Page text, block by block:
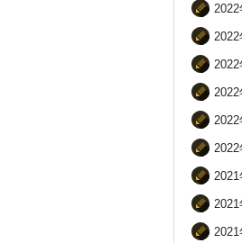
2022
2022
2022
2022
2022
2022
2021
2021
2021